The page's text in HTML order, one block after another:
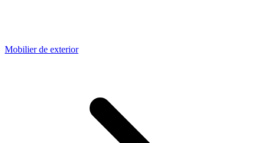
Mobilier de exterior